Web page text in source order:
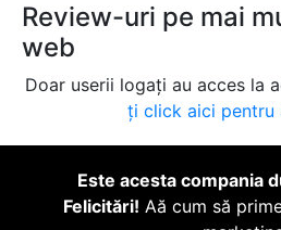
Review-uri pe mai
web
Doar userii logați au acces la
ți click aici pentru
Este acesta compania
Felicitări! Aă cum să